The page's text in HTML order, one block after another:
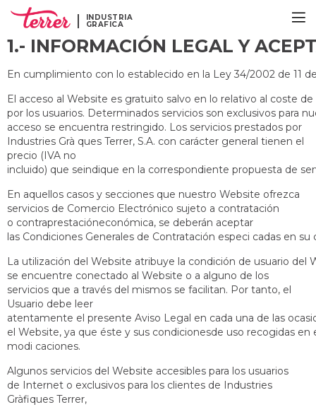
INDUSTRIA
GRAFICA
1.-
En cumplimiento con lo establecido en la Ley 34/2002 de
El acceso al Website es gratuito salvo en lo relativo al coste
por los usuarios. Determinados servicios son exclusivos para
acceso se encuentra restringido. Los servicios prestados por
Industries Grà ques Terrer, S.A. con carácter general tienen el
precio (IVA no
incluido) que seindique en la correspondiente propuesta de
En aquellos casos y secciones que nuestro Website ofrezca
servicios de Comercio Electrónico sujeto a contratación
o contraprestacióneconómica, se deberán aceptar
las Condiciones Generales de Contratación especi cadas en su
La utilización del Website atribuye la condición de usuario
se encuentre conectado al Website o a alguno de los
servicios que a través del mismos se facilitan. Por tanto, el
Usuario debe leer
atentamente el presente Aviso Legal en cada una de las
el Website, ya que éste y sus condicionesde uso recogidas
modi caciones.
Algunos servicios del Website accesibles para los usuarios
de Internet o exclusivos para los clientes de Industries
Gràfiques Terrer,